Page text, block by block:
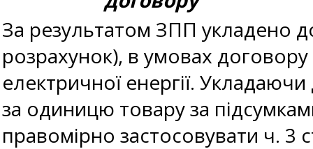
За результатом ЗПП укладено
розрахунок), в умовах
електричної енергії.
за одиницю товару за
правомірно застосовувати ч. 3